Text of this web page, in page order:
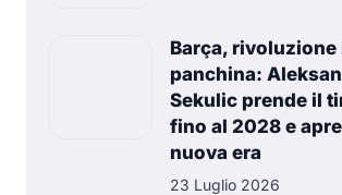
Barça, rivoluzione
panchina:
Sekulic prende il
fino al 2028 e
nuova era
23 Luglio 2026